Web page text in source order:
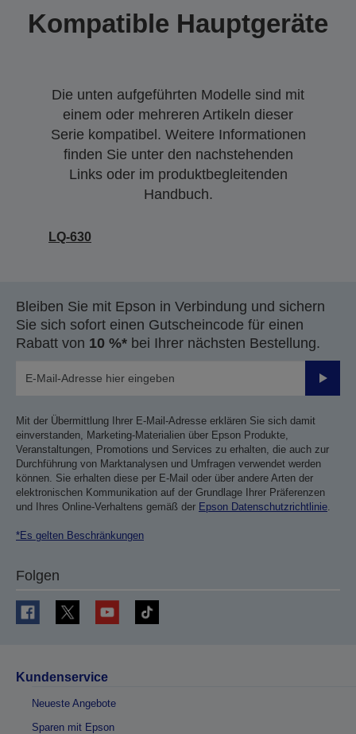
Kompatible Hauptgeräte
Die unten aufgeführten Modelle sind mit
einem oder mehreren Artikeln dieser
Serie kompatibel. Weitere Informationen
finden Sie unter den nachstehenden
Links oder im produktbegleitenden
Handbuch.
LQ-630
Bleiben Sie mit Epson in Verbindung und sichern
Sie sich sofort einen Gutscheincode für einen
Rabatt von 10 %* bei Ihrer nächsten Bestellung.
Mit der Übermittlung Ihrer E-Mail-Adresse erklären Sie sich damit
einverstanden, Marketing-Materialien über Epson Produkte,
Veranstaltungen, Promotions und Services zu erhalten, die auch zur
Durchführung von Marktanalysen und Umfragen verwendet werden
können. Sie erhalten diese per E-Mail oder über andere Arten der
elektronischen Kommunikation auf der Grundlage Ihrer Präferenzen
und Ihres Online-Verhaltens gemäß der Epson Datenschutzrichtlinie.
*Es gelten Beschränkungen
Folgen
Kundenservice
Neueste Angebote
Sparen mit Epson